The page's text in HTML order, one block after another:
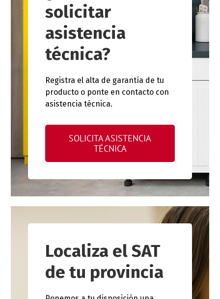
solicitar
asistencia
técnica?
Registra el alta de garantía de tu
producto o ponte en contacto con
asistencia técnica.
SOLICITA ASISTENCIA
TÉCNICA
Localiza el SAT
de tu provincia